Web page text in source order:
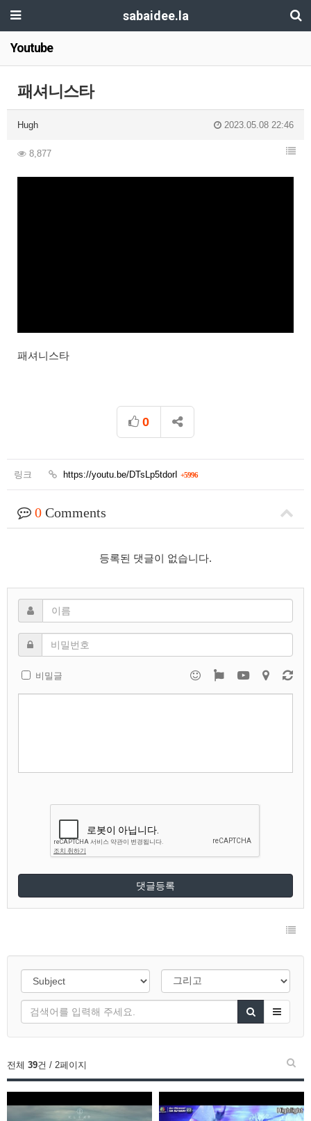
sabaidee.la
Youtube
패셔니스타
Hugh 2023.05.08 22:46
8,877
패셔니스타
0
링크 https://youtu.be/DTsLp5tdorI +5996
0 Comments
등록된 댓글이 없습니다.
비밀글
댓글등록
전체 39건 / 2페이지